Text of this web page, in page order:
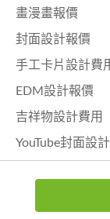
畫漫畫報價
封面設計報價
手工卡片設計費
EDM設計報價
吉祥物設計費用
YouTube封面設